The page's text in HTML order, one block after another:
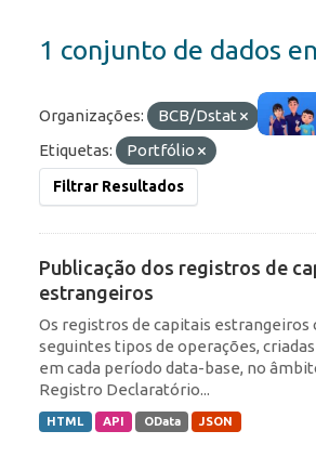
1 conjunto de dados
Organizações: BCB/Dstat
Etiquetas:
Portfólio
Filtrar Resultados
Publicação dos registros de
estrangeiros
Os registros de capitais
seguintes tipos de operações,
em cada período data-base, no
Registro Declaratório...
HTML API OData JSON